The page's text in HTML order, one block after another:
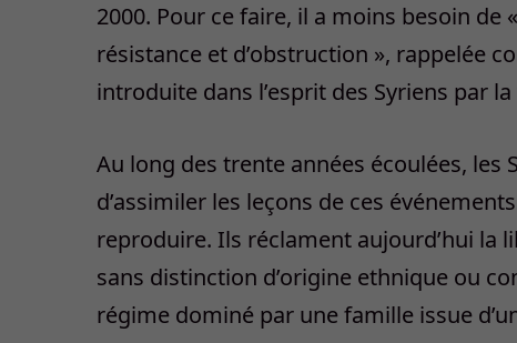
2000. Pour ce faire, il a moins besoin de
résistance et d’obstruction », rappelée
introduite dans l’esprit des Syriens par
Au long des trente années écoulées,
d’assimiler les leçons de ces
reproduire. Ils réclament aujourd’hui la
sans distinction d’origine ethnique ou
régime dominé par une famille issue